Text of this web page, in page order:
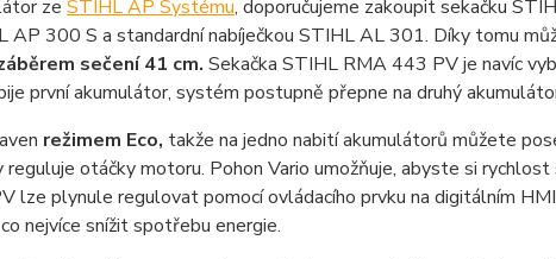
ze STIHL AP Systému, doporučujeme zakoupit sekačku
AP 300 S a standardní nabíječkou STIHL AL 301. Díky tomu
sečení 41 cm. Sekačka STIHL RMA 443 PV je navíc
první akumulátor, systém postupně přepne na druhý
režimem Eco, takže na jedno nabití akumulátorů můžete
reguluje otáčky motoru. Pohon Vario umožňuje, abyste si
lze plynule regulovat pomocí ovládacího prvku na digitálním
nejvíce snížit spotřebu energie.